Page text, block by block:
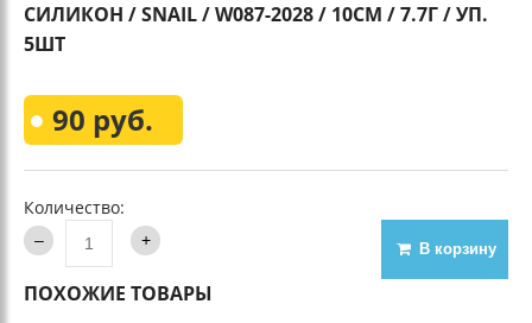
СИЛИКОН / SNAIL / W087-2028 / 10СМ / 7.7Г / УП.
5ШТ
90 руб.
Количество:
В корзину
ПОХОЖИЕ ТОВАРЫ